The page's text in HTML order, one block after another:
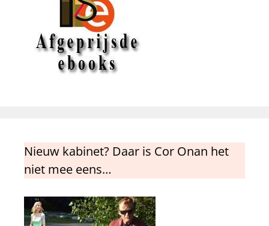
Nieuw kabinet? Daar is Cor Onan het
niet mee eens…